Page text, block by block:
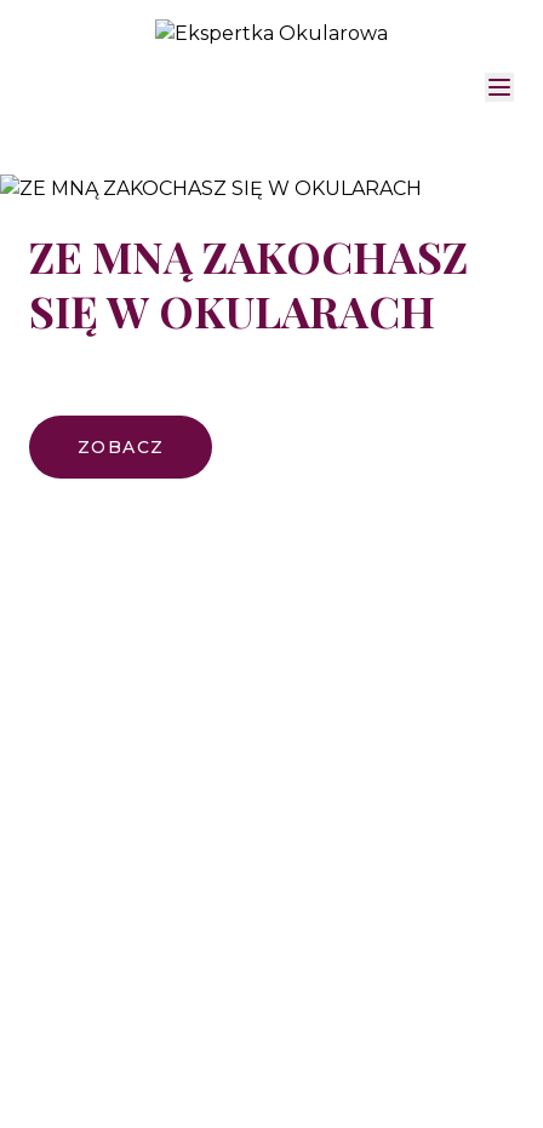
ZE MNĄ ZAKOCHASZ
SIĘ W OKULARACH
ZOBACZ